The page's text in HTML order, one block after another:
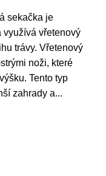
sekačka je
využívá vřetenový
trávy. Vřetenový
noži, které
Tento typ
zahrady a...